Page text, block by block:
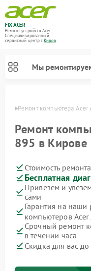
FIX-ACER
Ремонт устройств Acer
Специализированный
cервисный центр г.Киров
Мы
Ремонт компьютера Acer
Ремонт
895 в Кирове
Стоимость ремонта
Бесплатная
Привезем и
сами
Гарантия на наши
компьютеров Acer
Срочный ремонт
в течении часа
Скидка для вас до